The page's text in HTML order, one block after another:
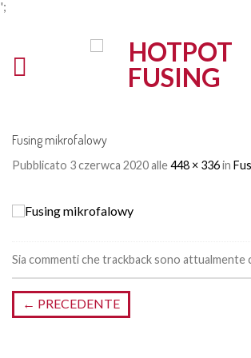
';
Fusing mikrofalowy
Pubblicato 3 czerwca 2020alle448 × 336in
Sia commenti che trackback sono attualmente
← PRECEDENTE